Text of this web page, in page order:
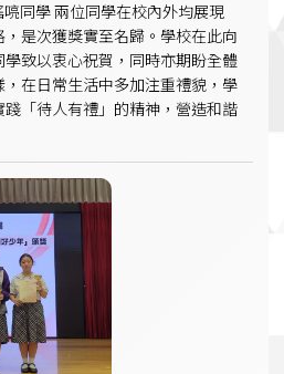
同學 兩位同學在校內外均展現
是次獲獎實至名歸。學校在此向
致以衷心祝賀，同時亦期盼全體
在日常生活中多加注重禮貌，學
「待人有禮」的精神，營造和諧